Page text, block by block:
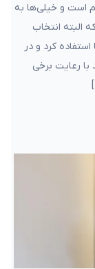
است و خیلی‌ها به
البته انتخاب
کرد و در
با رعایت برخی